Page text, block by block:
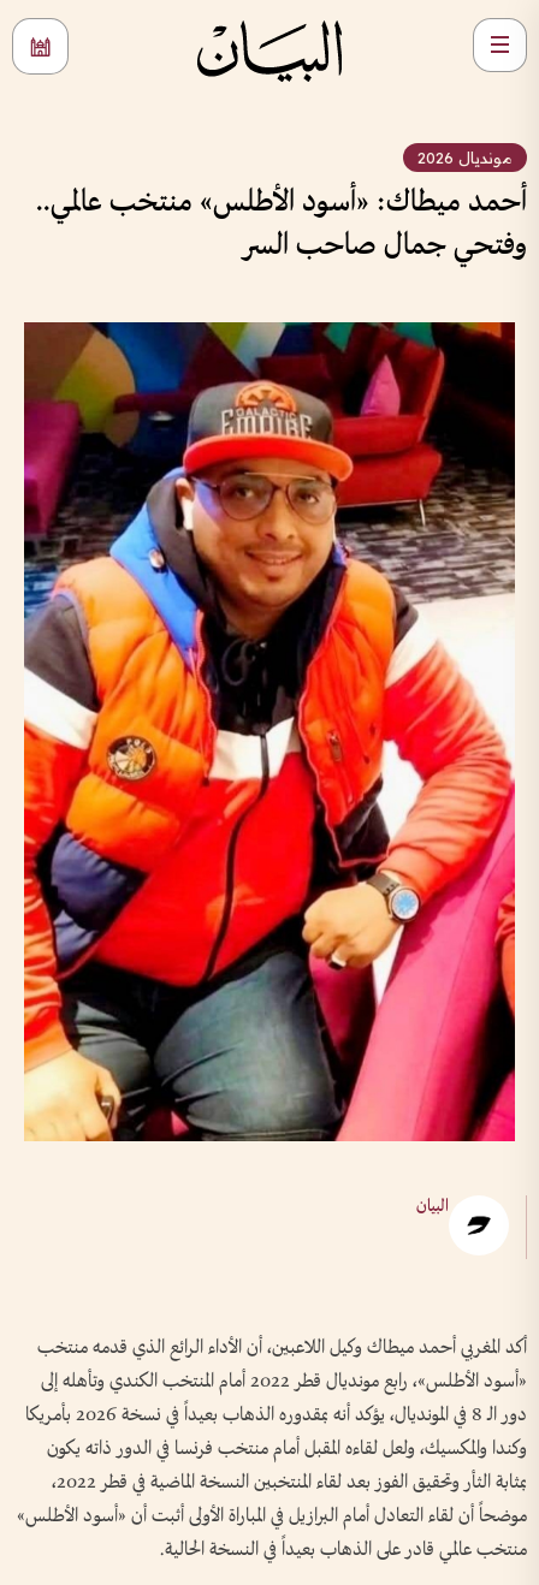
مونديال 2026
أحمد ميطاك: «أسود الأطلس» منتخب عالمي..
وفتحي جمال صاحب السر
البيان
أكد المغربي أحمد ميطاك وكيل اللاعبين، أن الأداء الرائع الذي قدمه منتخب
«أسود الأطلس»، رابع مونديال قطر 2022 أمام المنتخب الكندي وتأهله إلى
دور الـ 8 في المونديال، يؤكد أنه بمقدوره الذهاب بعيداً في نسخة 2026 بأمريكا
وكندا والمكسيك، ولعل لقاءه المقبل أمام منتخب فرنسا في الدور ذاته يكون
بمثابة الثأر وتحقيق الفوز بعد لقاء المنتخبين النسخة الماضية في قطر 2022،
موضحاً أن لقاء التعادل أمام البرازيل في المباراة الأولى أثبت أن «أسود الأطلس»
منتخب عالمي قادر على الذهاب بعيداً في النسخة الحالية.